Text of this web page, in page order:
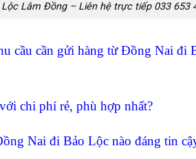
Lâm Đồng – Liên hệ trực tiếp 033 653
cầu cần gửi hàng từ Đồng Nai đi
chi phí rẻ, phù hợp nhất?
Nai đi Bảo Lộc nào đáng tin